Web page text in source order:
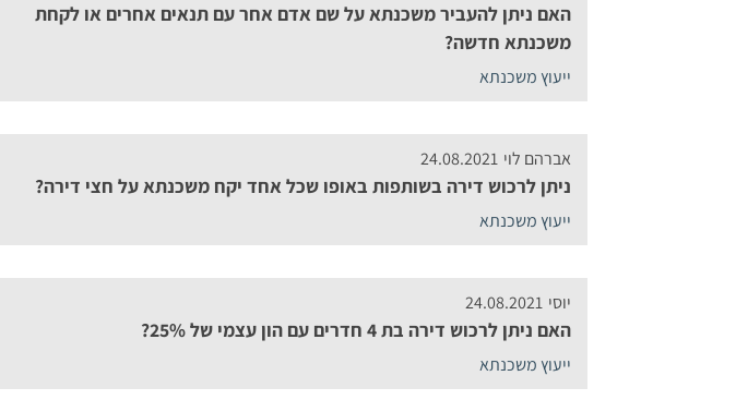
האם ניתן להעביר משכנתא על שם אדם אחר עם תנאים אחרים או לקחת
משכנתא חדשה?
ייעוץ משכנתא
אברהם לוי 24.08.2021
ניתן לרכוש דירה בשותפות באופו שכל אחד יקח משכנתא על חצי דירה?
ייעוץ משכנתא
יוסי 24.08.2021
האם ניתן לרכוש דירה בת 4 חדרים עם הון עצמי של 25%?
ייעוץ משכנתא